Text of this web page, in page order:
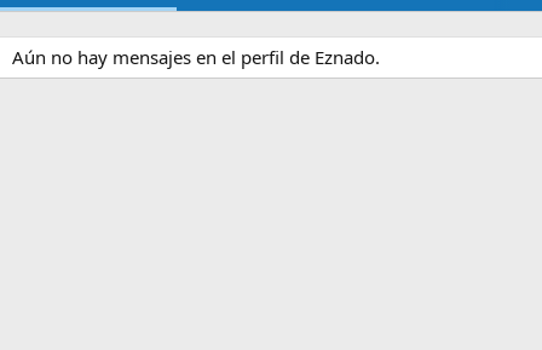
Aún no hay mensajes en el perfil de Eznado.